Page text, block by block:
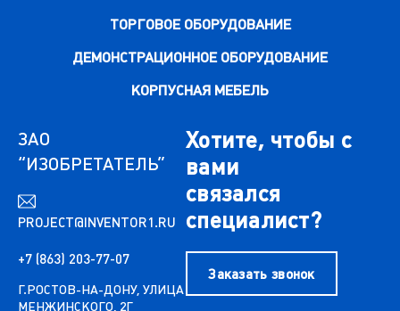
ТОРГОВОЕ ОБОРУДОВАНИЕ
ДЕМОНСТРАЦИОННОЕ ОБОРУДОВАНИЕ
КОРПУСНАЯ МЕБЕЛЬ
ЗАО
“ИЗОБРЕТАТЕЛЬ”
PROJECT@INVENTOR1.RU
+7 (863) 203-77-07
Г.РОСТОВ-НА-ДОНУ, УЛИЦА
МЕНЖИНСКОГО, 2Г
Хотите, чтобы с
вами
связался
специалист?
Заказать звонок